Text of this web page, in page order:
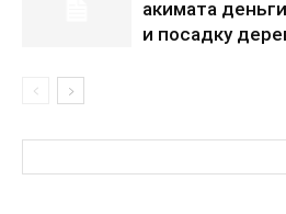
акимата
и посадку